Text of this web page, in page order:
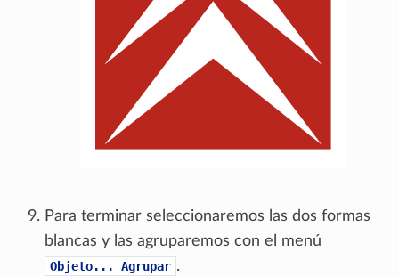
Para terminar seleccionaremos las dos formas
blancas y las agruparemos con el menú
Objeto... Agrupar .